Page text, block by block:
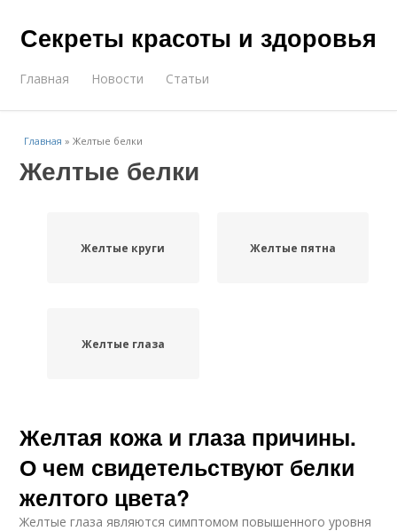
Секреты красоты и здоровья
Главная Новости Статьи
Главная »Желтые белки
Желтые белки
Желтые круги Желтые пятна
Желтые глаза
Желтая кожа и глаза причины.
О чем свидетельствуют белки
желтого цвета?
Желтые глаза являются симптомом повышенного уровня